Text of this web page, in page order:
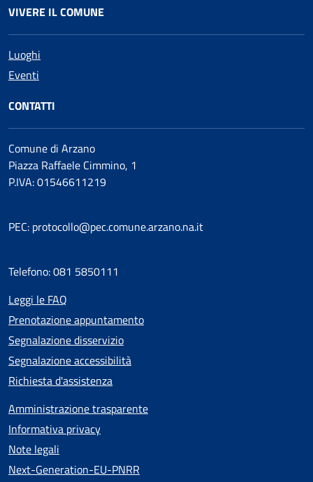
VIVERE IL COMUNE
Luoghi
Eventi
CONTATTI
Comune di Arzano
Piazza Raffaele Cimmino, 1
P.IVA: 01546611219
PEC: protocollo@pec.comune.arzano.na.it
Telefono: 081 5850111
Leggi le FAQ
Prenotazione appuntamento
Segnalazione disservizio
Segnalazione accessibilità
Richiesta d'assistenza
Amministrazione trasparente
Informativa privacy
Note legali
Next-Generation-EU-PNRR